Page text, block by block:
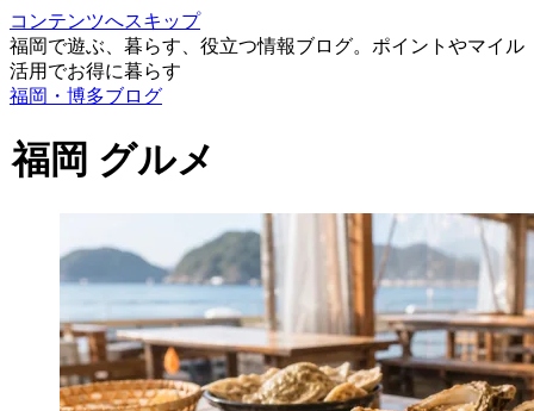
コンテンツへスキップ
福岡で遊ぶ、暮らす、役立つ情報ブログ。ポイントやマイル
活用でお得に暮らす
福岡・博多ブログ
福岡 グルメ